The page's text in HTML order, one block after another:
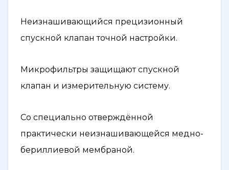
Неизнашивающийся прецизионный
спускной клапан точной настройки.
Микрофильтры защищают спускной
клапан и измерительную систему.
Со специально отверждённой
практически неизнашивающейся медно-
бериллиевой мембраной.